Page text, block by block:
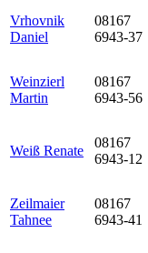
Vrhovnik
Daniel
08167
6943-37
Weinzierl
Martin
08167
6943-56
Weiß Renate
08167
6943-12
Zeilmaier
Tahnee
08167
6943-41